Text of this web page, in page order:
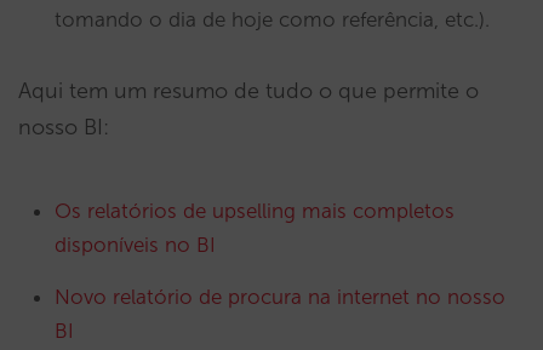
tomando o dia de hoje como referência, etc.).
Aqui tem um resumo de tudo o que permite o
nosso BI:
Os relatórios de upselling mais completos
disponíveis no BI
Novo relatório de procura na internet no nosso
BI